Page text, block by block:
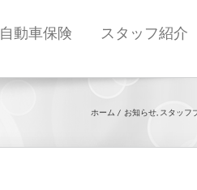
自動車保険 スタッフ紹介
ホーム お知らせ スタッフ